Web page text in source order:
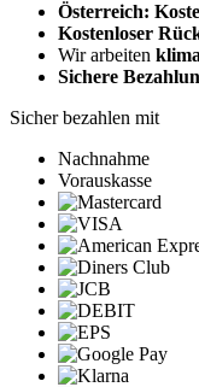
Österreich:
Kostenloser
Wir arbeiten
Sichere
Sicher bezahlen mit
Nachnahme
Vorauskasse